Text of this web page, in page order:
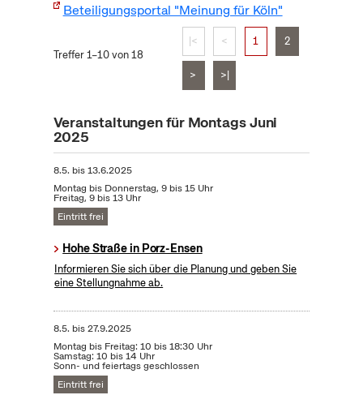
Beteiligungsportal "Meinung für Köln"
Treffer 1–10 von 18
|< < 1 2
> >|
Veranstaltungen für Montags Juni
2025
8.5. bis13.6.2025
Montag bis Donnerstag, 9 bis 15 Uhr
Freitag, 9 bis 13 Uhr
Eintritt frei
Hohe Straße in Porz-Ensen
Informieren Sie sich über die Planung und geben Sie
eine Stellungnahme ab.
8.5. bis27.9.2025
Montag bis Freitag: 10 bis 18:30 Uhr
Samstag: 10 bis 14 Uhr
Sonn- und feiertags geschlossen
Eintritt frei